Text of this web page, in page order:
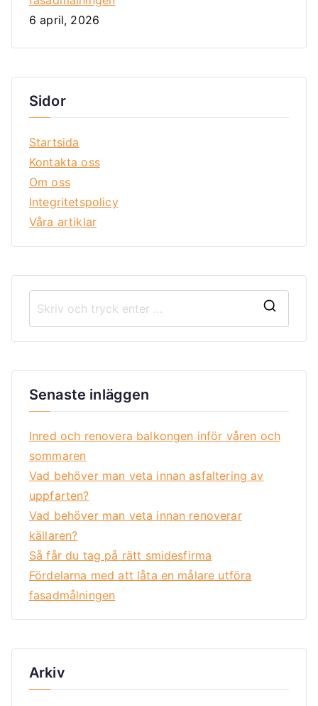
6 april, 2026
Sidor
Startsida
Kontakta oss
Om oss
Integritetspolicy
Våra artiklar
Senaste inläggen
Inred och renovera balkongen inför våren och
sommaren
Vad behöver man veta innan asfaltering av
uppfarten?
Vad behöver man veta innan renoverar
källaren?
Så får du tag på rätt smidesfirma
Fördelarna med att låta en målare utföra
fasadmålningen
Arkiv